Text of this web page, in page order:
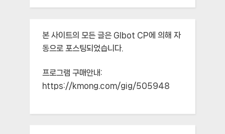
본 사이트의 모든 글은 Glbot CP에 의해 자
동으로 포스팅되었습니다.
프로그램 구매안내:
https://kmong.com/gig/505948